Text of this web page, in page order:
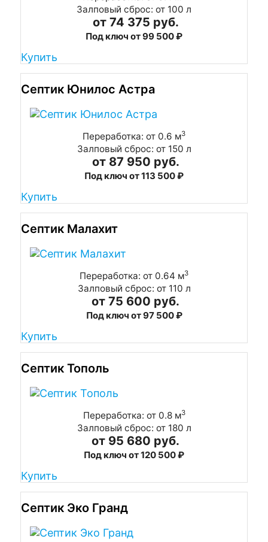
Залповый сброс: от 100 л
от 74 375 руб.
Под ключ от 99 500 ₽
Купить
Септик Юнилос Астра
Переработка: от 0.6 м3
Залповый сброс: от 150 л
от 87 950 руб.
Под ключ от 113 500 ₽
Купить
Септик Малахит
Переработка: от 0.64 м3
Залповый сброс: от 110 л
от 75 600 руб.
Под ключ от 97 500 ₽
Купить
Септик Тополь
Переработка: от 0.8 м3
Залповый сброс: от 180 л
от 95 680 руб.
Под ключ от 120 500 ₽
Купить
Септик Эко Гранд